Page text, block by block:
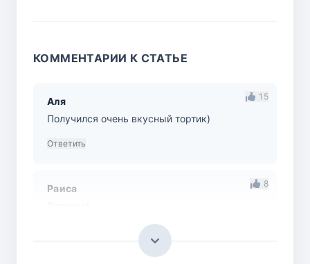
КОММЕНТАРИИ К СТАТЬЕ
Аля
Получился очень вкусный тортик)
15
Ответить
Раиса
8